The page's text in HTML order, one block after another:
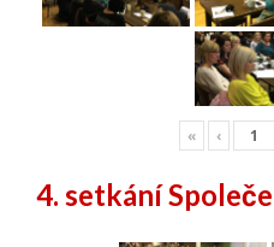
« ‹
4. setkání